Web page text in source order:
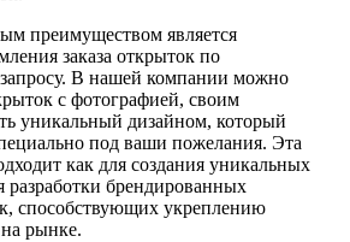
преимуществом является
заказа открыток по
В нашей компании можно
с фотографией, своим
уникальный дизайном, который
под ваши пожелания. Эта
как для создания уникальных
разработки брендированных
способствующих укреплению
рынке.